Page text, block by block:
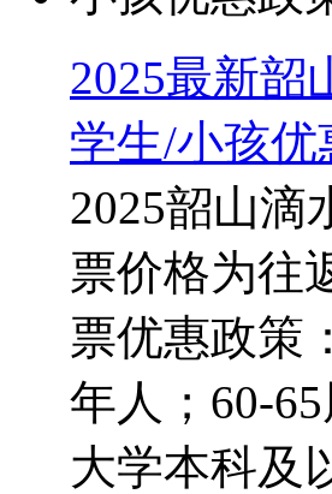
2025最新韶
学生/小孩优
2025韶山滴
票价格为往
票优惠政策
年人；60-
大学本科及